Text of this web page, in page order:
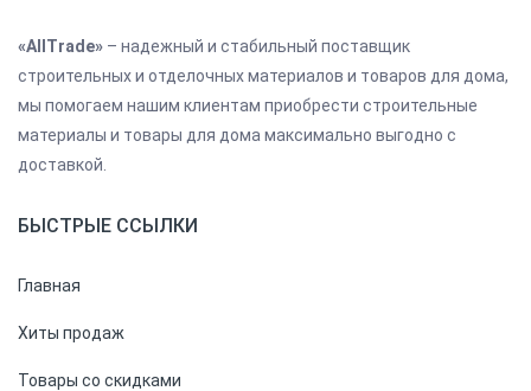
«AllTrade» – надежный и стабильный поставщик
строительных и отделочных материалов и товаров для дома,
мы помогаем нашим клиентам приобрести строительные
материалы и товары для дома максимально выгодно с
доставкой.
БЫСТРЫЕ ССЫЛКИ
Главная
Хиты продаж
Товары со скидками